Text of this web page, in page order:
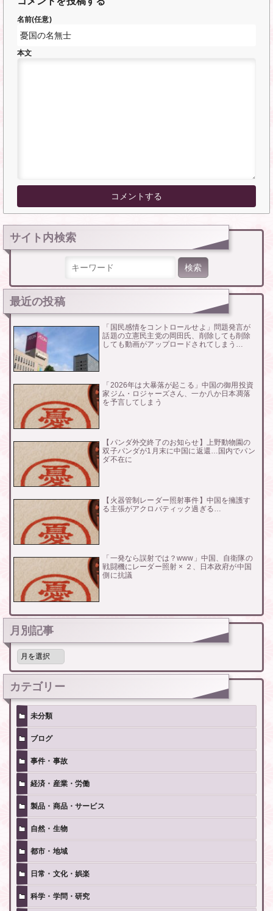
名前(任意)
本文
サイト内検索
最近の投稿
「国民感情をコントロールせよ」問題発言が
話題の立憲民主党の岡田氏、削除しても削除
しても動画がアップロードされてしまう…
「2026年は大暴落が起こる」中国の御用投資
家ジム・ロジャーズさん、一か八か日本凋落
を予言してしまう
【パンダ外交終了のお知らせ】上野動物園の
双子パンダが1月末に中国に返還…国内でパン
ダ不在に
【火器管制レーダー照射事件】中国を擁護す
る主張がアクロバティック過ぎる…
「一発なら誤射では？www」中国、自衛隊の
戦闘機にレーダー照射 × ２、日本政府が中国
側に抗議
月別記事
月
記
事
カテゴリー
未分類
ブログ
事件・事故
経済・産業・労働
製品・商品・サービス
自然・生物
都市・地域
日常・文化・娯楽
科学・学問・研究